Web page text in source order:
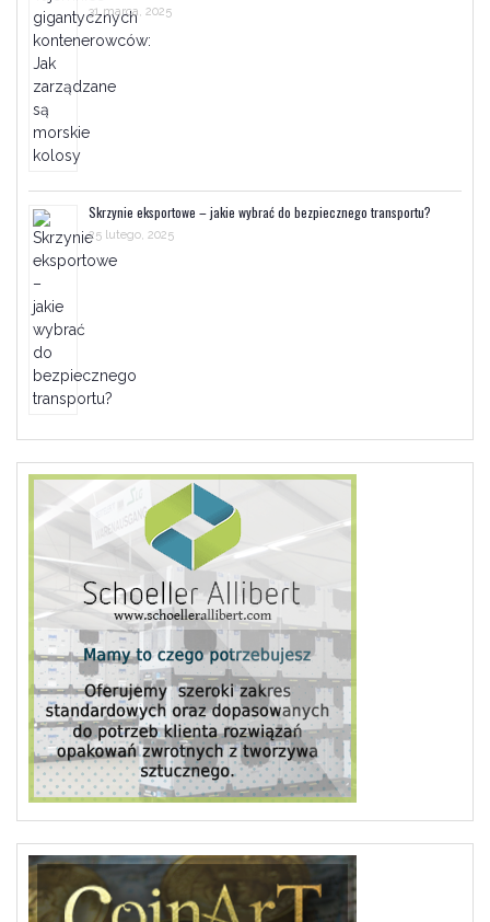
31 marca, 2025
Skrzynie eksportowe – jakie wybrać do bezpiecznego transportu?
25 lutego, 2025